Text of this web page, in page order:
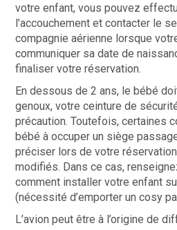
votre enfant, vous pouvez
l’accouchement et contacter le
compagnie aérienne lorsque
communiquer sa date de
finaliser votre réservation.
En dessous de 2 ans, le bébé
genoux, votre ceinture de
précaution. Toutefois, certaines
bébé à occuper un siège
préciser lors de votre
modifiés. Dans ce cas,
comment installer votre enfant
(nécessité d’emporter un cosy
L’avion peut être à l’origine de